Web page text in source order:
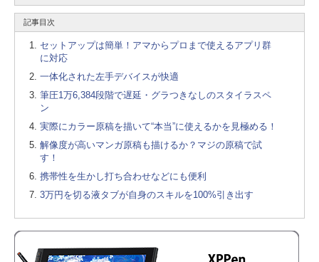
記事目次
セットアップは簡単！アマからプロまで使えるアプリ群
に対応
一体化された左手デバイスが快適
筆圧1万6,384段階で遅延・グラつきなしのスタイラスペ
ン
実際にカラー原稿を描いて“本当”に使えるかを見極める！
解像度が高いマンガ原稿も描けるか？マジの原稿で試
す！
携帯性を生かし打ち合わせなどにも便利
3万円を切る液タブが自身のスキルを100%引き出す